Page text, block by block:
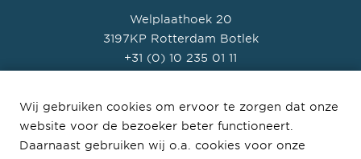
Welplaathoek 20
3197KP Rotterdam Botlek
+31 (0) 10 235 01 11
Wij gebruiken cookies om ervoor te zorgen dat onze
website voor de bezoeker beter functioneert.
Daarnaast gebruiken wij o.a. cookies voor onze